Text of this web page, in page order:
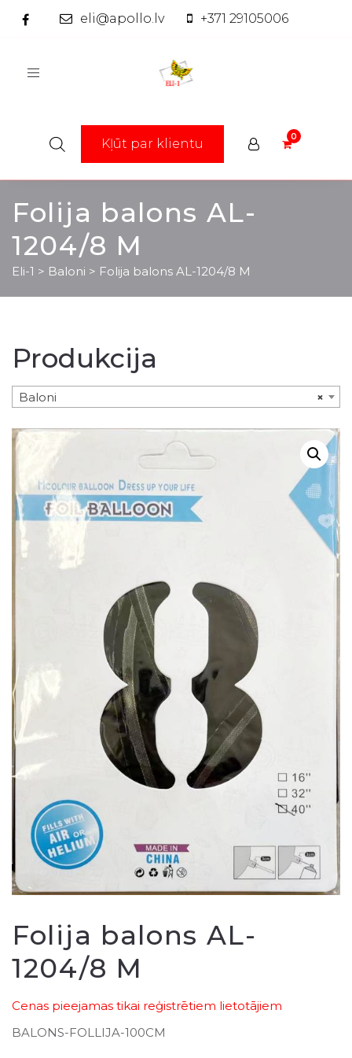
eli@apollo.lv +371 29105006
Toggle
Kļūt par klientu
Folija balons AL-
1204/8 M
Eli-1 > Baloni > Folija balons AL-1204/8 M
Produkcija
×
Baloni
Folija balons AL-
1204/8 M
Cenas pieejamas tikai reģistrētiem lietotājiem
BALONS-FOLLIJA-100CM